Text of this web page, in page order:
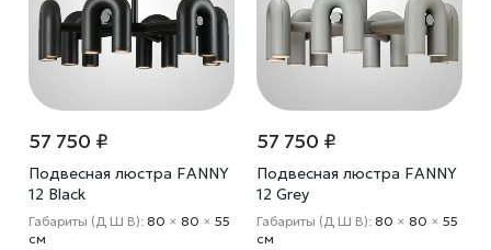
57 750 ₽
Подвесная люстра FANNY
12 Black
Габариты (Д Ш В): 80 × 80 × 55
cм
57 750 ₽
Подвесная люстра FANNY
12 Grey
Габариты (Д Ш В): 80 × 80 × 55
cм